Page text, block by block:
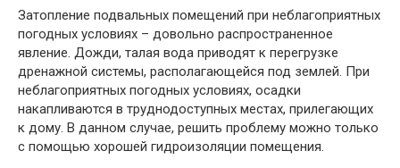
Затопление подвальных помещений при неблагоприятных
погодных условиях – довольно распространенное
явление. Дожди, талая вода приводят к перегрузке
дренажной системы, располагающейся под землей. При
неблагоприятных погодных условиях, осадки
накапливаются в труднодоступных местах, прилегающих
к дому. В данном случае, решить проблему можно только
с помощью хорошей гидроизоляции помещения.